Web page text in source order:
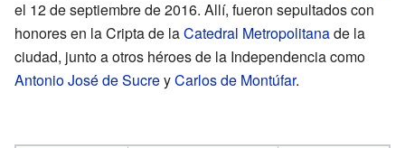
el 12 de septiembre de 2016. Allí, fueron sepultados con
honores en la Cripta de laCatedral Metropolitanade la
ciudad, junto a otros héroes de la Independencia como
Antonio José de SucreyCarlos de Montúfar.